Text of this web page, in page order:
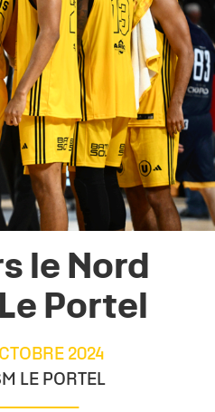
le Nord
Portel
2024
LE PORTEL